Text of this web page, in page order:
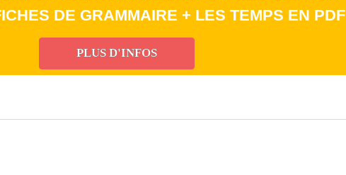
DE GRAMMAIRE + LES TEMPS EN PDF
PLUS D'INFOS